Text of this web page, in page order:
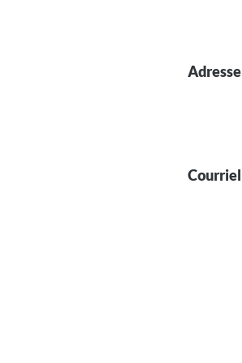
Adresse
Courriel